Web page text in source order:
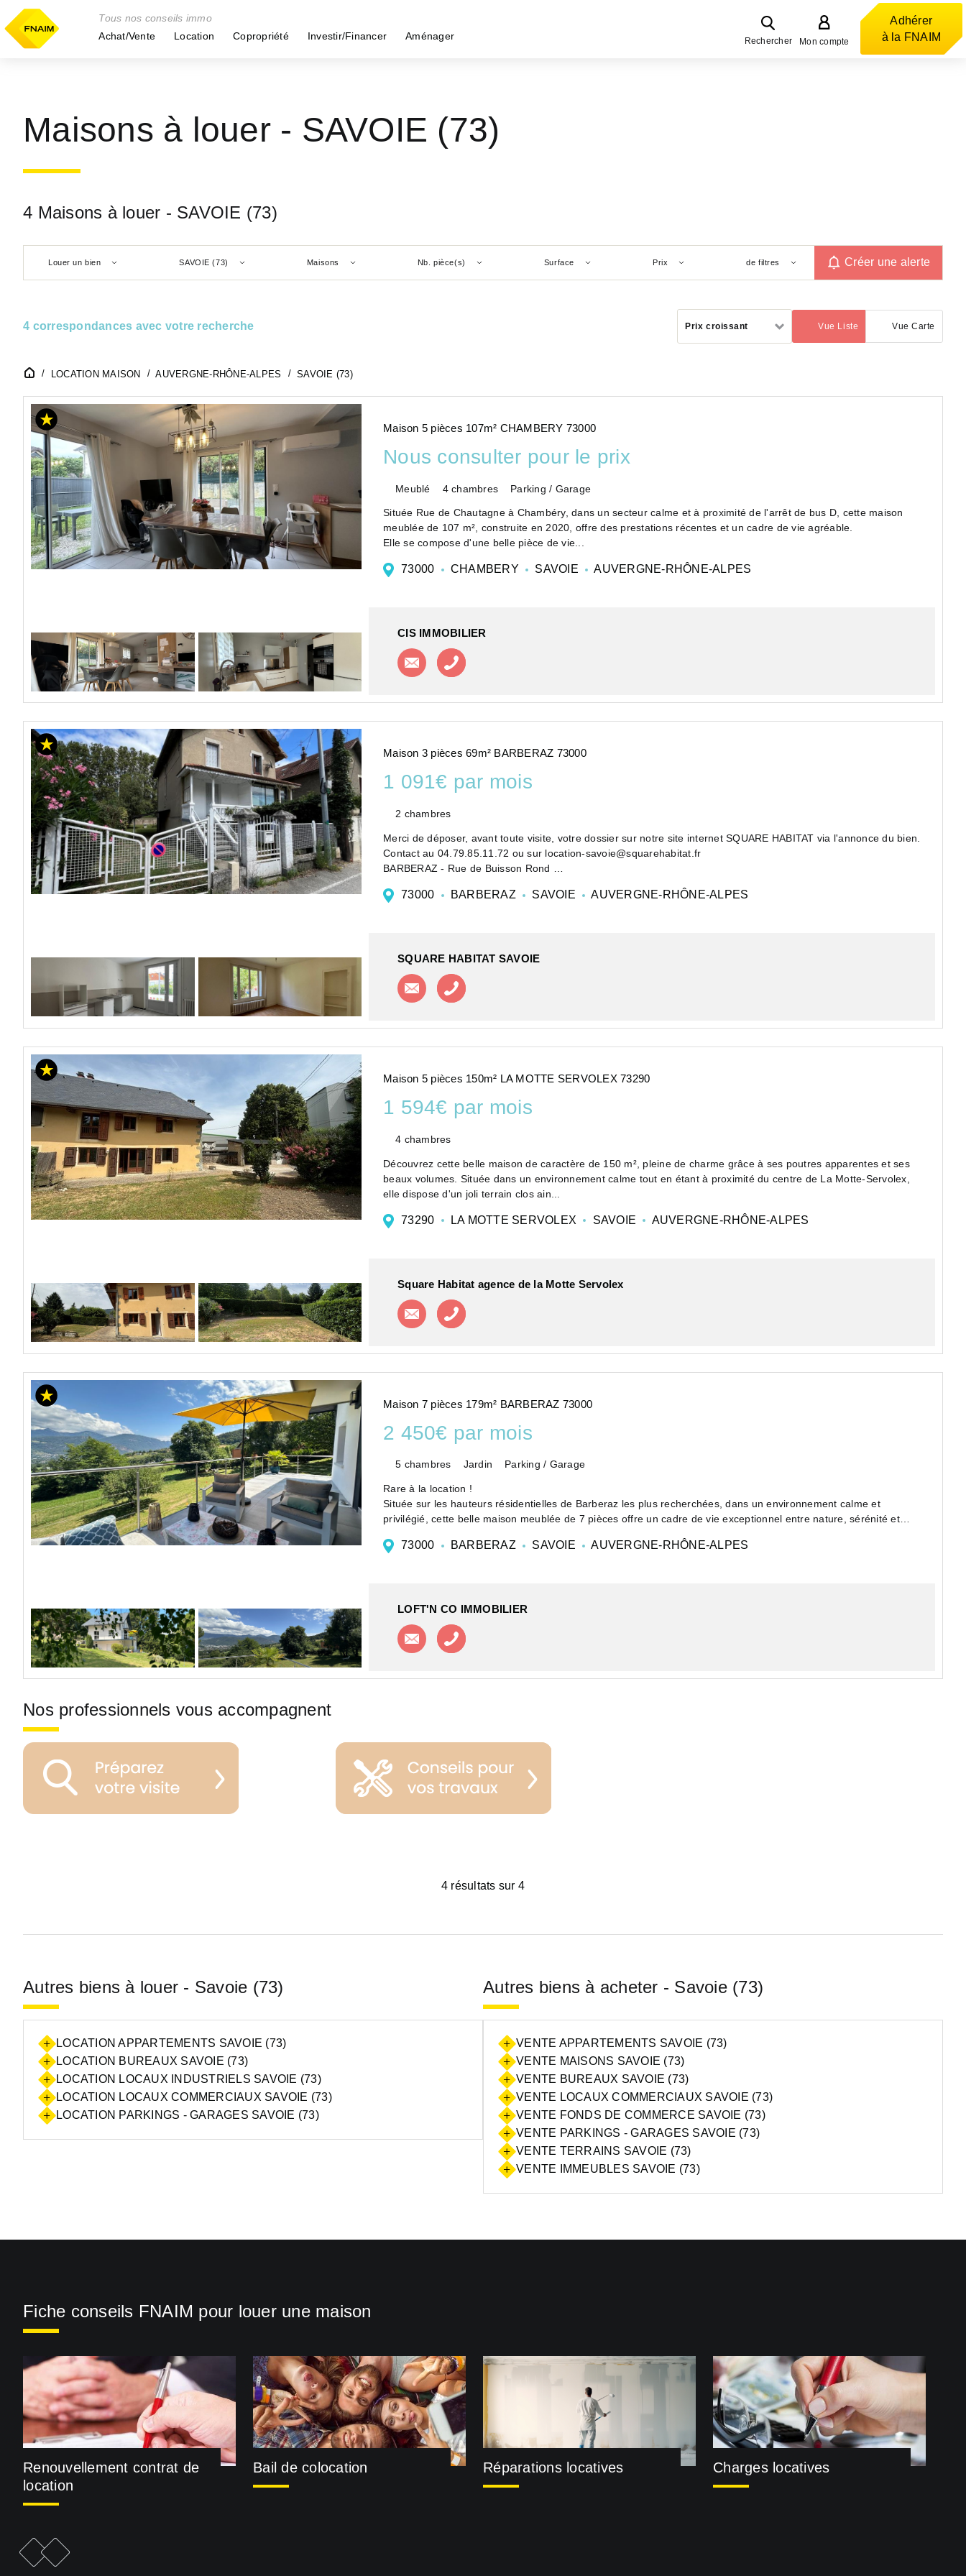
Tous nos conseils immo
Achat/Vente
Location Copropriété Investir/Financer Aménager Rechercher Mon compte
Adhérer
à la FNAIM
Maisons à louer - SAVOIE (73)
4 Maisons à louer - SAVOIE (73)
Louer un bien SAVOIE (73) Maisons Nb. pièce(s) Surface Prix de filtres Créer une alerte
4 correspondances avec votre recherche Prix croissant Vue Liste
(activé) Vue Carte
LOCATION MAISON AUVERGNE-RHÔNE-ALPES SAVOIE (73)
Maison 5 pièces 107m² CHAMBERY 73000
Nous consulter pour le prix
Meublé 4 chambres Parking / Garage
Située Rue de Chautagne à Chambéry, dans un secteur calme et à proximité de l'arrêt de bus D, cette maison
meublée de 107 m², construite en 2020, offre des prestations récentes et un cadre de vie agréable.
Elle se compose d'une belle pièce de vie...
73000 CHAMBERY SAVOIE AUVERGNE-RHÔNE-ALPES
CIS IMMOBILIER
Contacter l'agence
Maison 3 pièces 69m² BARBERAZ 73000
1 091€ par mois
2 chambres
Merci de déposer, avant toute visite, votre dossier sur notre site internet SQUARE HABITAT via l'annonce du bien.
Contact au 04.79.85.11.72 ou sur location-savoie@squarehabitat.fr
BARBERAZ - Rue de Buisson Rond
73000 BARBERAZ SAVOIE AUVERGNE-RHÔNE-ALPES
SQUARE HABITAT SAVOIE
Contacter l'agence
Maison 5 pièces 150m² LA MOTTE SERVOLEX 73290
1 594€ par mois
4 chambres
Découvrez cette belle maison de caractère de 150 m², pleine de charme grâce à ses poutres apparentes et ses
beaux volumes. Située dans un environnement calme tout en étant à proximité du centre de La Motte-Servolex,
elle dispose d'un joli terrain clos ain...
73290 LA MOTTE SERVOLEX SAVOIE AUVERGNE-RHÔNE-ALPES
Square Habitat agence de la Motte Servolex
Contacter l'agence
Maison 7 pièces 179m² BARBERAZ 73000
2 450€ par mois
5 chambres Jardin Parking / Garage
Rare à la location !
Située sur les hauteurs résidentielles de Barberaz les plus recherchées, dans un environnement calme et
privilégié, cette belle maison meublée de 7 pièces offre un cadre de vie exceptionnel entre nature, sérénité et
73000 BARBERAZ SAVOIE AUVERGNE-RHÔNE-ALPES
LOFT'N CO IMMOBILIER
Contacter l'agence
Nos professionnels vous accompagnent
4 résultats sur 4
Autres biens à louer - Savoie (73)
LOCATION APPARTEMENTS SAVOIE (73)
LOCATION BUREAUX SAVOIE (73)
LOCATION LOCAUX INDUSTRIELS SAVOIE (73)
LOCATION LOCAUX COMMERCIAUX SAVOIE (73)
LOCATION PARKINGS - GARAGES SAVOIE (73)
Autres biens à acheter - Savoie (73)
VENTE APPARTEMENTS SAVOIE (73)
VENTE MAISONS SAVOIE (73)
VENTE BUREAUX SAVOIE (73)
VENTE LOCAUX COMMERCIAUX SAVOIE (73)
VENTE FONDS DE COMMERCE SAVOIE (73)
VENTE PARKINGS - GARAGES SAVOIE (73)
VENTE TERRAINS SAVOIE (73)
VENTE IMMEUBLES SAVOIE (73)
Fiche conseils FNAIM pour louer une maison
F
i
c
h
e
p
r
é
c
é
d
e
n
t
e
F
i
c
h
e
s
u
i
v
a
n
te
Renouvellement contrat de
location
Bail de colocation Réparations locatives Charges locatives